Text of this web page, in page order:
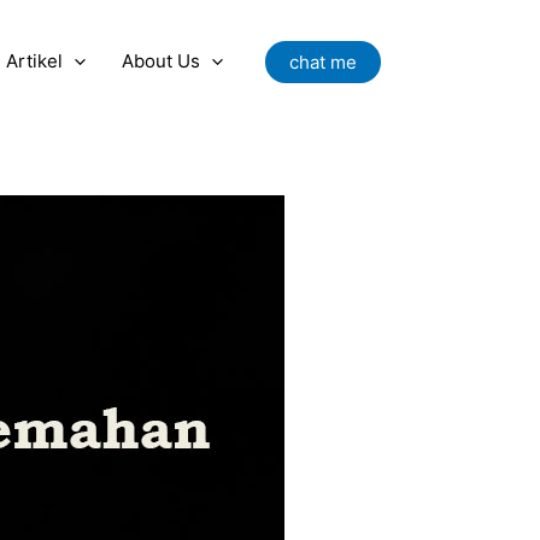
Artikel About Us chat me